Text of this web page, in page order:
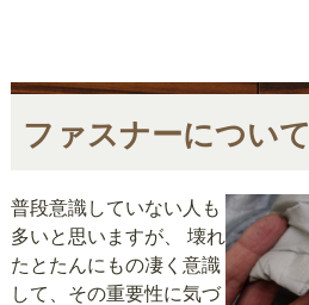
ファスナーについて
普段意識していない人も
多いと思いますが、 壊れ
たとたんにもの凄く意識
して、その重要性に気づ